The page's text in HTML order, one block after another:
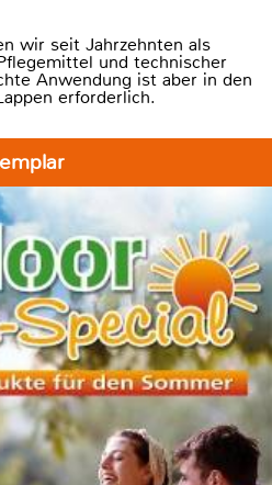
wir seit Jahrzehnten als
und technischer
Anwendung ist aber in den
erforderlich.